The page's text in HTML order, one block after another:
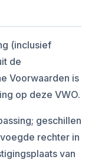
(inclusief
de
Voorwaarden is
op deze VWO.
geschillen
rechter in
van